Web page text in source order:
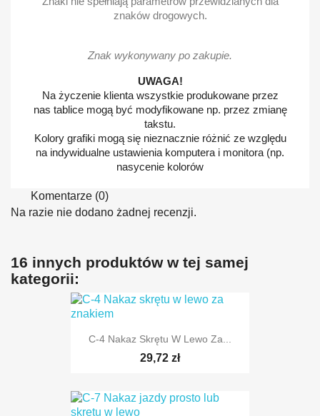
znaków drogowych.
Znak wykonywany po zakupie.
UWAGA!
Na życzenie klienta wszystkie produkowane przez
nas tablice mogą być modyfikowane np. przez zmianę
takstu.
Kolory grafiki mogą się nieznacznie różnić ze względu
na indywidualne ustawienia komputera i monitora (np.
nasycenie kolorów
Komentarze (0)
Na razie nie dodano żadnej recenzji.
16 innych produktów w tej samej
kategorii:
C-4 Nakaz Skrętu W Lewo Za...
29,72 zł